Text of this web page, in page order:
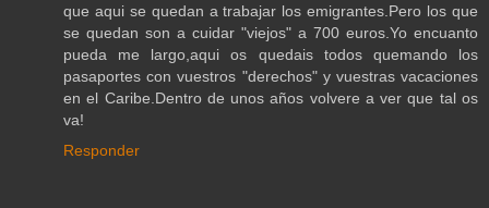
que aqui se quedan a trabajar los emigrantes.Pero los que
se quedan son a cuidar "viejos" a 700 euros.Yo encuanto
pueda me largo,aqui os quedais todos quemando los
pasaportes con vuestros "derechos" y vuestras vacaciones
en el Caribe.Dentro de unos años volvere a ver que tal os
va!
Responder